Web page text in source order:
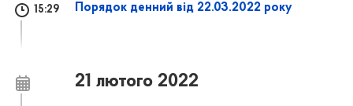
15:29 Порядок денний від 22.03.2022 року
21 лютого 2022